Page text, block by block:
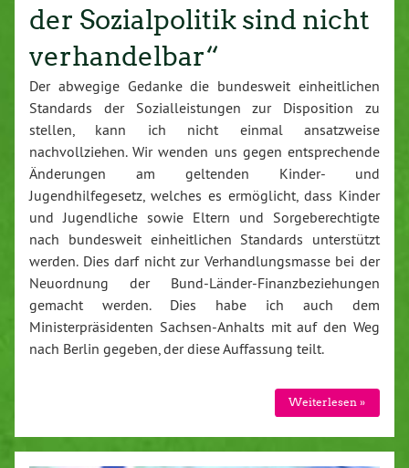
der Sozialpolitik sind nicht
verhandelbar“
Der abwegige Gedanke die bundesweit einheitlichen
Standards der Sozialleistungen zur Disposition zu
stellen, kann ich nicht einmal ansatzweise
nachvollziehen. Wir wenden uns gegen entsprechende
Änderungen am geltenden Kinder- und
Jugendhilfegesetz, welches es ermöglicht, dass Kinder
und Jugendliche sowie Eltern und Sorgeberechtigte
nach bundesweit einheitlichen Standards unterstützt
werden. Dies darf nicht zur Verhandlungsmasse bei der
Neuordnung der Bund-Länder-Finanzbeziehungen
gemacht werden. Dies habe ich auch dem
Ministerpräsidenten Sachsen-Anhalts mit auf den Weg
nach Berlin gegeben, der diese Auffassung teilt.
Weiterlesen »